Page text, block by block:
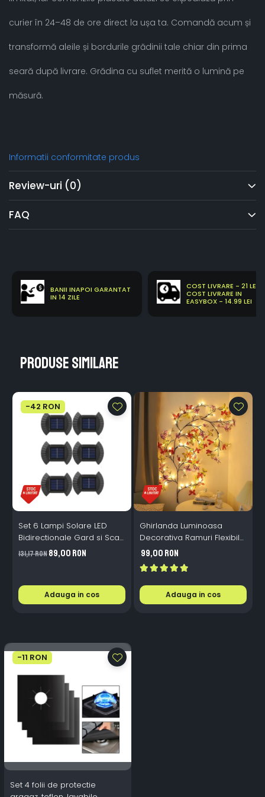
curier în 24–48 de ore direct la ușa ta. Comandă acum și
transformă aleile și bordurile grădinii tale chiar din prima
seară după livrare. Grădina cu suflet merită o lumină pe
măsură.
Informatii conformitate produs
Review-uri (0)
FAQ
BANII INAPOI GARANTAT
IN 14 ZILE
COST LIVRARE - 21 LEI
COST LIVRARE IN
EASYBOX - 14.99 LEI
Produse similare
-42 RON
Set 6 Lampi Solare LED
Bidirectionale Gard si Scari
- 200mAh, IP65, Alb Cald,
Senzor Automat
131,17 RON89,00 RON
Adauga in cos
Ghirlanda Luminoasa
Decorativa Ramuri Flexibile
1.6m 72 LED USB
Telecomanda
99,00 RON
Adauga in cos
-11 RON
Set 4 folii de protectie